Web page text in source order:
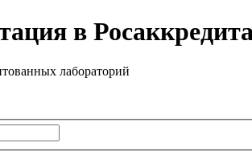
в
лабораторий